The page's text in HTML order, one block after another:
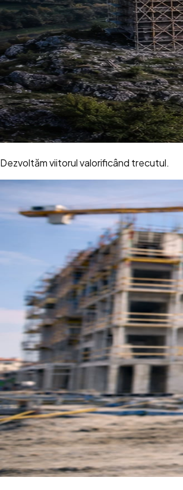
Dezvoltăm viitorul valorificând trecutul.